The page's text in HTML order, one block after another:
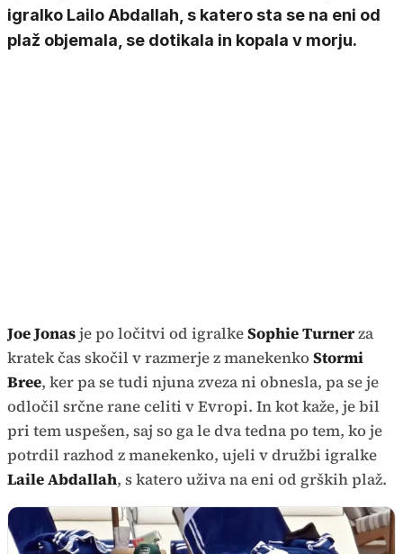
igralko Lailo Abdallah, s katero sta se na eni od
plaž objemala, se dotikala in kopala v morju.
Joe Jonasje po ločitvi od igralkeSophie Turnerza
kratek čas skočil v razmerje z manekenkoStormi
Bree, ker pa se tudi njuna zveza ni obnesla, pa se je
odločil srčne rane celiti v Evropi. In kot kaže, je bil
pri tem uspešen, saj so ga le dva tedna po tem, ko je
potrdil razhod z manekenko, ujeli v družbi igralke
Laile Abdallah, s katero uživa na eni od grških plaž.